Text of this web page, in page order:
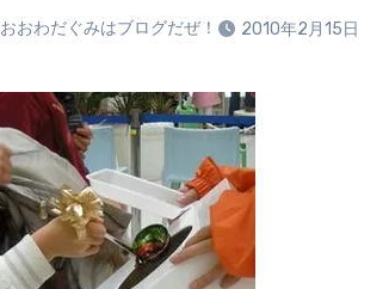
おおわだぐみはブログだぜ！ 2010年2月15日